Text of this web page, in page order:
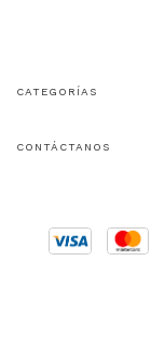
CATEGORÍAS
CONTÁCTANOS